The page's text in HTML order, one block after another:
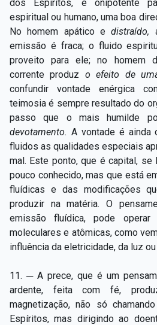
dos Espíritos, é onipotente
espiritual ou humano, uma boa
No homem apático edistraído,
emissão é fraca; o fluido
proveito para ele; no homem
corrente produz o efeito de
confundir vontade enérgica
teimosia é sempre resultado do
passo que o mais humilde
devotamento. A vontade é ainda
fluidos as qualidades especiais
mal. Este ponto, que é capital, se
pouco conhecido, mas que está
fluídicas e das modificações
produzir na matéria. O
emissão fluídica, pode operar
moleculares e atômicas, como
influência da eletricidade, da luz
11. ─ A prece, que é um
ardente, feita com fé,
magnetização, não só
Espíritos, mas dirigindo ao